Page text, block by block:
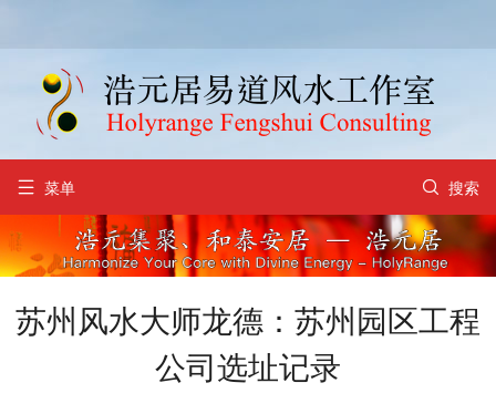
 菜单  搜索
苏州风水大师龙德：苏州园区工程
公司选址记录